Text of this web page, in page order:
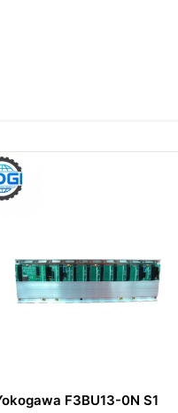
F3BU13-0N S1